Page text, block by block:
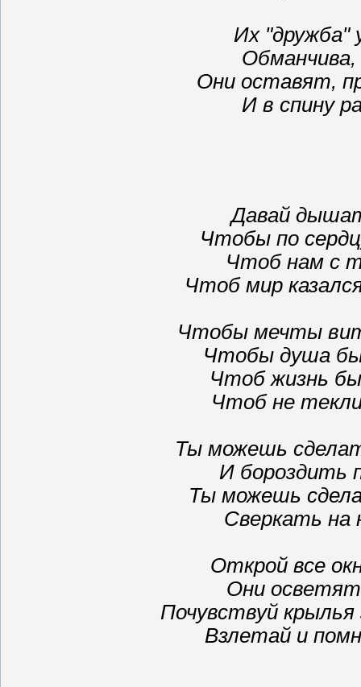
Их "дружба"
Они оставят,
И в спину
Давай
Чтобы по
Чтоб нам с
Чтоб мир
Чтобы мечты
Чтобы душа
Чтоб жизнь
Чтоб не
Ты можешь
И бороздить
Ты можешь
Сверкать на
Открой все
Они
Почувствуй крылья
Взлетай и